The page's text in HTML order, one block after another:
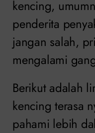
kencing,
penderita
jangan salah,
mengalami
Berikut adalah
kencing terasa
pahami lebih